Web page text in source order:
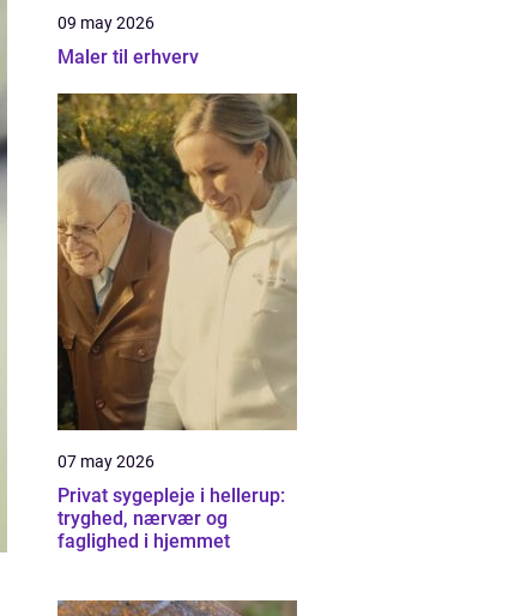
09 may 2026
Maler til erhverv
07 may 2026
Privat sygepleje i hellerup:
tryghed, nærvær og
faglighed i hjemmet